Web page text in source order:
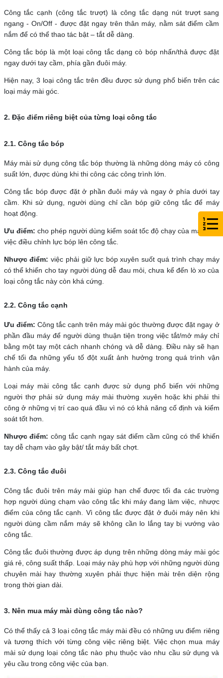
Công tắc cạnh (công tắc trượt) là công tắc dạng nút trượt sang
ngang - On/Off - được đặt ngay trên thân máy, nằm sát điểm cầm
nắm để có thể thao tác bật – tắt dễ dàng.
Công tắc bóp là một loại công tắc dạng cò bóp nhấn/thả được đặt
ngay dưới tay cầm, phía gần đuôi máy.
Hiện nay, 3 loại công tắc trên đều được sử dụng phổ biến trên các
loại máy mài góc.
2. Đặc điểm riêng biệt của từng loại công tắc
2.1. Công tắc bóp
Máy mài sử dụng công tắc bóp thường là những dòng máy có công
suất lớn, được dùng khi thi công các công trình lớn.
Công tắc bóp được đặt ở phần đuôi máy và ngay ở phía dưới tay
cầm. Khi sử dụng, người dùng chỉ cần bóp giữ công tắc để máy
hoạt động.
Ưu điểm: cho phép người dùng kiểm soát tốc độ chạy của máy nhờ
việc điều chỉnh lực bóp lên công tắc.
Nhược điểm: việc phải giữ lực bóp xuyên suốt quá trình chạy máy
có thể khiến cho tay người dùng dễ đau mỏi, chưa kể đến lò xo của
loại công tắc này còn khá cứng.
2.2. Công tắc cạnh
Ưu điểm: Công tắc cạnh trên máy mài góc thường được đặt ngay ở
phần đầu máy để người dùng thuận tiện trong việc tắt/mở máy chỉ
bằng một tay một cách nhanh chóng và dễ dàng. Điều này sẽ hạn
chế tối đa những yếu tố đột xuất ảnh hưởng trong quá trình vận
hành của máy.
Loại máy mài công tắc cạnh được sử dụng phổ biến với những
người thợ phải sử dụng máy mài thường xuyên hoặc khi phải thi
công ở những vị trí cao quá đầu vì nó có khả năng cố định và kiểm
soát tốt hơn.
Nhược điểm: công tắc cạnh ngay sát điểm cầm cũng có thể khiến
tay dễ chạm vào gây bật/ tắt máy bất chợt.
2.3. Công tắc đuôi
Công tắc đuôi trên máy mài giúp hạn chế được tối đa các trường
hợp người dùng chạm vào công tắc khi máy đang làm việc, nhược
điểm của công tắc cạnh. Vì công tắc được đặt ở đuôi máy nên khi
người dùng cầm nắm máy sẽ không cần lo lắng tay bị vướng vào
công tắc.
Công tắc đuôi thường được áp dụng trên những dòng máy mài góc
giá rẻ, công suất thấp. Loại máy này phù hợp với những người dùng
chuyên mài hay thường xuyên phải thực hiện mài trên diện rộng
trong thời gian dài.
3. Nên mua máy mài dùng công tắc nào?
Có thể thấy cả 3 loại công tắc máy mài đều có những ưu điểm riêng
và tương thích với từng công việc riêng biệt. Việc chọn mua máy
mài sử dụng loại công tắc nào phụ thuộc vào nhu cầu sử dụng và
yêu cầu trong công việc của bạn.